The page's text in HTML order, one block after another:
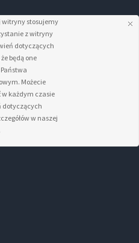
witryny stosujemy
z witryny
dotyczących
będą one
Możecie
w każdym czasie
dotyczących
w naszej